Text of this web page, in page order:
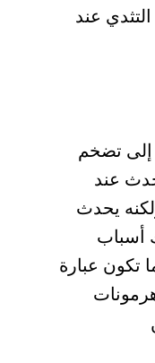
عند
إلى تضخم
عند
يحدث
أسباب
تكون عبارة